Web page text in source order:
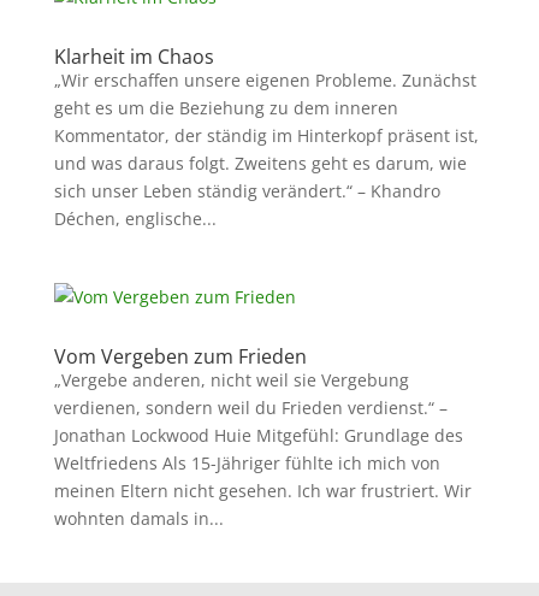
Klarheit im Chaos
„Wir erschaffen unsere eigenen Probleme. Zunächst
geht es um die Beziehung zu dem inneren
Kommentator, der ständig im Hinterkopf präsent ist,
und was daraus folgt. Zweitens geht es darum, wie
sich unser Leben ständig verändert.“ – Khandro
Déchen, englische...
Vom Vergeben zum Frieden
„Vergebe anderen, nicht weil sie Vergebung
verdienen, sondern weil du Frieden verdienst.“ –
Jonathan Lockwood Huie Mitgefühl: Grundlage des
Weltfriedens Als 15-Jähriger fühlte ich mich von
meinen Eltern nicht gesehen. Ich war frustriert. Wir
wohnten damals in...